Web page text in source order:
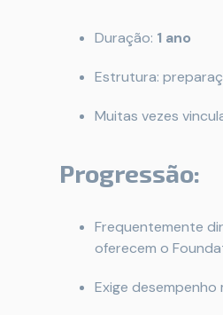
Duração: 1 ano
Estrutura:
Muitas vezes
Progressão:
Frequentemente
oferecem o
Exige